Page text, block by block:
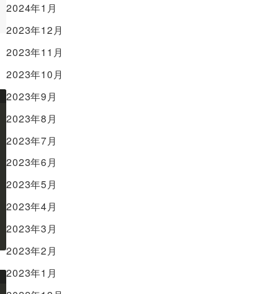
2024年1月
2023年12月
2023年11月
2023年10月
2023年9月
2023年8月
2023年7月
2023年6月
2023年5月
2023年4月
2023年3月
2023年2月
2023年1月